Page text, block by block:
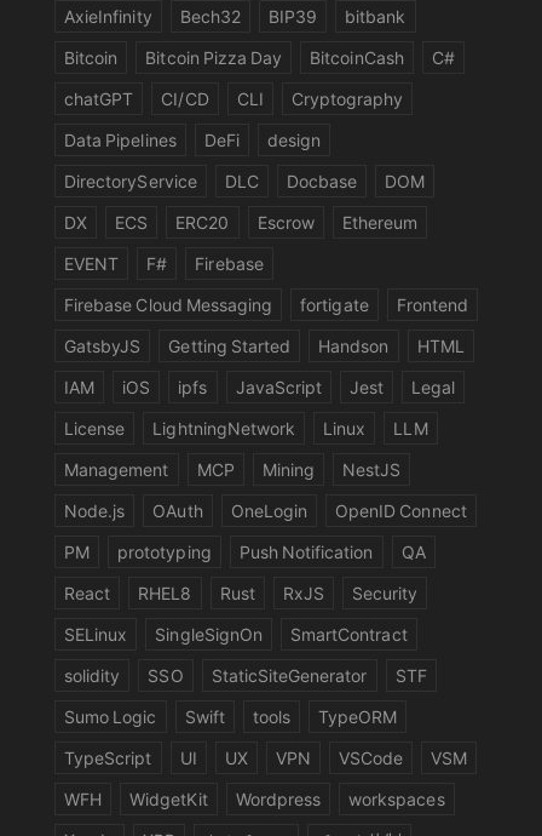
AxieInfinity
Bech32 BIP39
bitbank
Bitcoin
Bitcoin Pizza Day BitcoinCash
C#
chatGPT
CI/CD CLI
Cryptography
Data Pipelines
DeFi
design
DirectoryService
DLC Docbase
DOM
DX
ECS ERC20 Escrow
Ethereum
EVENT
F#
Firebase
Firebase Cloud Messaging
fortigate
Frontend
GatsbyJS
Getting Started Handson
HTML
IAM
iOS ipfs JavaScript Jest
Legal
License
LightningNetwork Linux
LLM
Management
MCP Mining
NestJS
Node.js
OAuth OneLogin
OpenID Connect
PM
prototyping Push Notification
QA
React
RHEL8 Rust RxJS
Security
SELinux
SingleSignOn
SmartContract
solidity
SSO StaticSiteGenerator
STF
Sumo Logic
Swift tools
TypeORM
TypeScript
UI UX VPN VSCode
VSM
WFH
WidgetKit Wordpress
workspaces